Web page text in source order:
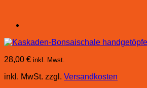
28,00 € inkl. Mwst.
inkl. MwSt. zzgl. Versandkosten